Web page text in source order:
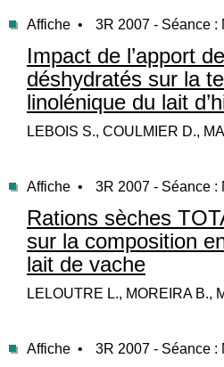
Affiche • 3R 2007 - Séance :
Impact de l’apport
déshydratés sur la
linolénique du lait
LEBOIS S., COULMIER D.,
Affiche • 3R 2007 - Séance :
Rations sèches
sur la composition
lait de vache
LELOUTRE L., MOREIRA B.,
Affiche • 3R 2007 - Séance :